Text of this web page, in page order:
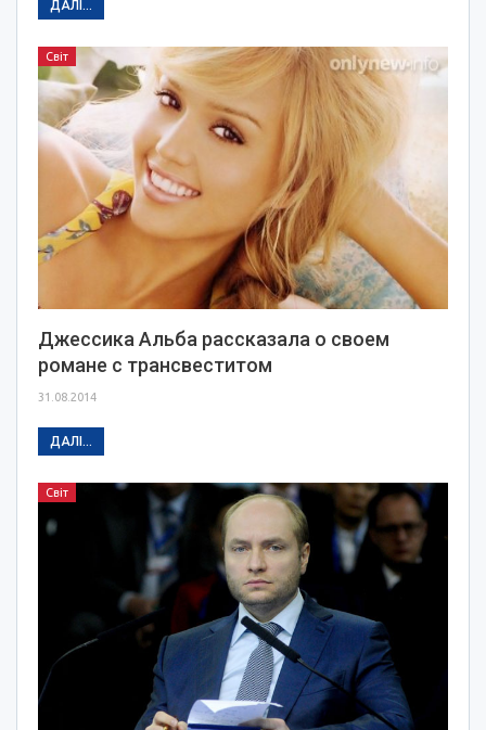
ДАЛІ...
Світ
Джессика Альба рассказала о своем
романе с трансвеститом
31.08.2014
ДАЛІ...
Світ